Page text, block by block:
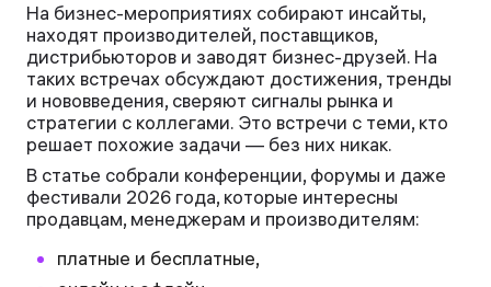
На бизнес-мероприятиях собирают инсайты,
находят производителей, поставщиков,
дистрибьюторов и заводят бизнес-друзей. На
таких встречах обсуждают достижения, тренды
и нововведения, сверяют сигналы рынка и
стратегии с коллегами. Это встречи с теми, кто
решает похожие задачи — без них никак.
В статье собрали конференции, форумы и даже
фестивали 2026 года, которые интересны
продавцам, менеджерам и производителям:
платные и бесплатные,